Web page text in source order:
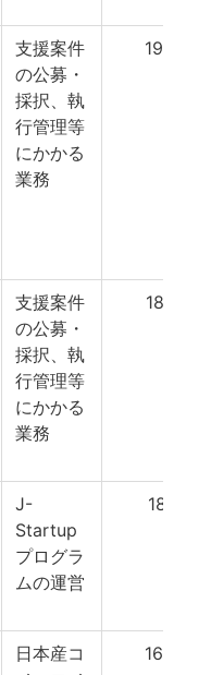
支援案件
の公募・
採択、執
行管理等
にかかる
業務
190
支援案件
の公募・
採択、執
行管理等
にかかる
業務
187
J-
Startup
プログラ
ムの運営
181
日本産コ
163